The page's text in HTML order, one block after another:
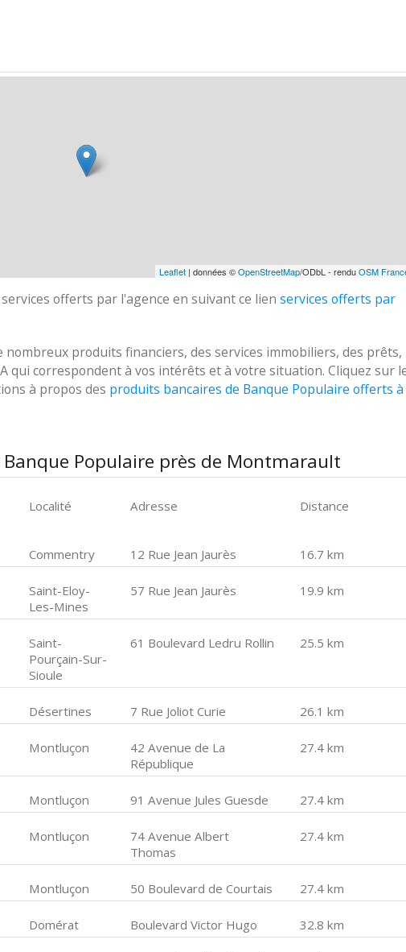
Leaflet| données ©OpenStreetMap/ODbL - renduOSM
offerts par l'agence en suivant ce lien services offerts par
produits financiers, des services immobiliers, des prêts,
qui correspondent à vos intérêts et à votre situation. Cliquez sur
à propos des produits bancaires de Banque Populaire offerts à
Populaire près de Montmarault
Localité Adresse Distance
Commentry 12 Rue Jean Jaurès 16.7 km
Saint-Eloy-
Les-Mines
57 Rue Jean Jaurès 19.9 km
Saint-
Pourçain-Sur-
Sioule
61 Boulevard Ledru Rollin 25.5 km
Désertines 7 Rue Joliot Curie 26.1 km
Montluçon
42 Avenue de La
République
27.4 km
Montluçon 91 Avenue Jules Guesde 27.4 km
Montluçon
74 Avenue Albert
Thomas
27.4 km
Montluçon 50 Boulevard de Courtais 27.4 km
Domérat Boulevard Victor Hugo 32.8 km